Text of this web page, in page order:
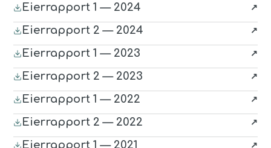
Eierrapport 1 — 2024
(last ned PDF , åpnes i nytt vindu)
Eierrapport 2 — 2024
(last ned PDF , åpnes i nytt vindu)
Eierrapport 1 — 2023
(last ned PDF , åpnes i nytt vindu)
Eierrapport 2 — 2023
(last ned PDF , åpnes i nytt vindu)
Eierrapport 1 — 2022
(last ned PDF , åpnes i nytt vindu)
Eierrapport 2 — 2022
(last ned PDF , åpnes i nytt vindu)
Eierrapport 1 — 2021